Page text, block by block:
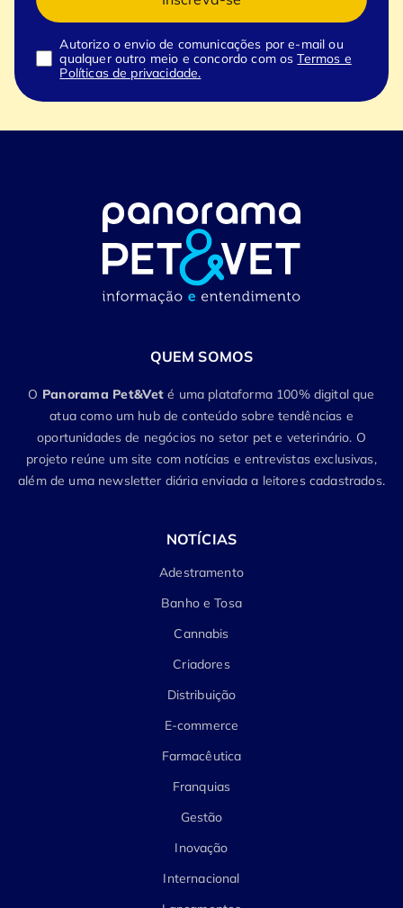
Autorizo o envio de comunicações por e-mail ou
qualquer outro meio e concordo com osTermos e
Políticas de privacidade.
QUEM SOMOS
O Panorama Pet&Vet é uma plataforma 100% digital que
atua como um hub de conteúdo sobre tendências e
oportunidades de negócios no setor pet e veterinário. O
projeto reúne um site com notícias e entrevistas exclusivas,
além de uma newsletter diária enviada a leitores cadastrados.
NOTÍCIAS
Adestramento
Banho e Tosa
Cannabis
Criadores
Distribuição
E-commerce
Farmacêutica
Franquias
Gestão
Inovação
Internacional